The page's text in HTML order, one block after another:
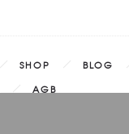
SHOP BLOG
AGB